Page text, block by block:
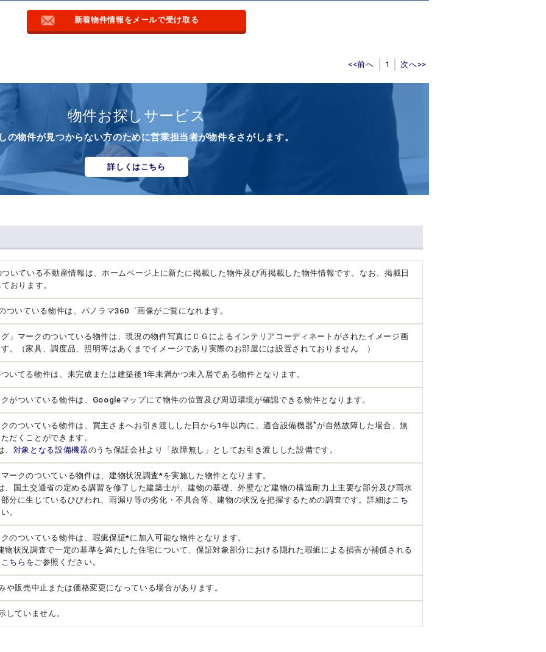
新着物件情報をメールで受け取る
<<前へ 1 次へ>>
物件お探しサービス
の物件が見つからない方のために営業担当者が物件をさがします。
詳しくはこちら
ついている不動産情報は、ホームページ上に新たに掲載した物件及び再掲載した物件情報です。なお、掲載日
おります。
ついている物件は、パノラマ360゜画像がご覧になれます。
」マークのついている物件は、現況の物件写真にＣＧによるインテリアコーディネートがされたイメージ画
。（家具、調度品、照明等はあくまでイメージであり実際のお部屋には設置されておりません ）
いてる物件は、未完成または建築後1年未満かつ未入居である物件となります。
がついている物件は、Googleマップにて物件の位置及び周辺環境が確認できる物件となります。
のついている物件は、買主さまへお引き渡しした日から1年以内に、適合設備機器*が自然故障した場合、無
だくことができます。
対象となる設備機器のうち保証会社より「故障無し」としてお引き渡しした設備です。
ークのついている物件は、建物状況調査*を実施した物件となります。
、国土交通省の定める講習を修了した建築士が、建物の基礎、外壁など建物の構造耐力上主要な部分及び雨水
分に生じているひびわれ、雨漏り等の劣化・不具合等、建物の状況を把握するための調査です。詳細は こち
。
のついている物件は、瑕疵保証*に加入可能な物件となります。
物状況調査で一定の基準を満たした住宅について、保証対象部分における隠れた瑕疵による損害が補償される
こちら をご参照ください。
販売中止または価格変更になっている場合があります。
していません。